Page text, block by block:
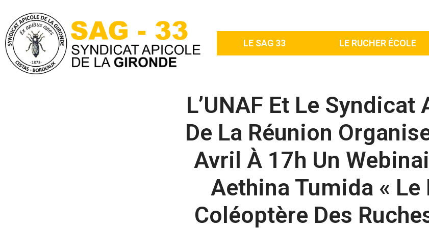
LE SAG 33 LE RUCHER ÉCOLE
L’UNAF Et Le Syndicat
De La Réunion
Avril À 17h Un
Aethina Tumida « Le
Coléoptère Des